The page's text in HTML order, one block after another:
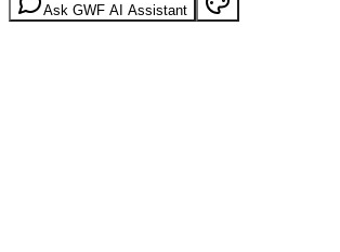
Ask GWF AI Assistant